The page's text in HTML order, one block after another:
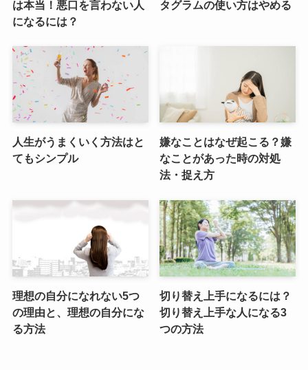
は本当！悪口を言わない人
になるには？
タグラムの使い方はやめる
人生がうまくいく方法はと
てもシンプル
嫌なことはなぜ起こる？嫌
なことがあった時の対処
法・捉え方
理想の自分になれない5つ
の理由と、理想の自分にな
る方法
切り替え上手になるには？
切り替え上手な人になる3
つの方法